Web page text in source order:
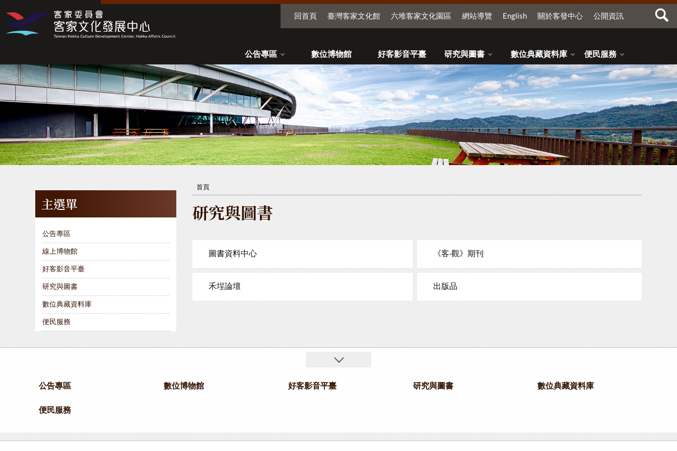
回首頁 臺灣客家文化館 六堆客家文化園區 網站導覽 English 關於客發中心 公開資訊
公告專區 數位博物館 好客影音平臺 研究與圖書 數位典藏資料庫 便民服務
主選單
公告專區
線上博物館
好客影音平臺
研究與圖書
數位典藏資料庫
便民服務
首頁
研究與圖書
圖書資料中心 《客‧觀》期刊
禾埕論壇 出版品
公告專區 數位博物館 好客影音平臺 研究與圖書 數位典藏資料庫
便民服務